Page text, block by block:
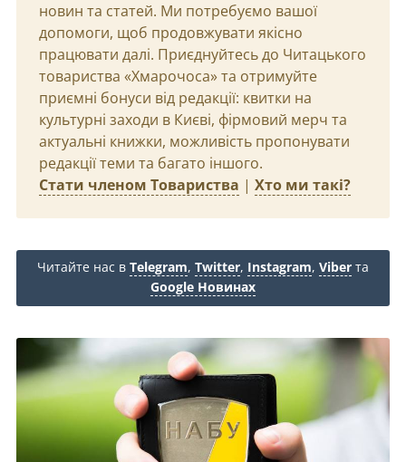
новин та статей. Ми потребуємо вашої
допомоги, щоб продовжувати якісно
працювати далі. Приєднуйтесь до Читацького
товариства «Хмарочоса» та отримуйте
приємні бонуси від редакції: квитки на
культурні заходи в Києві, фірмовий мерч та
актуальні книжки, можливість пропонувати
редакції теми та багато іншого.
Стати членом Товариства | Хто ми такі?
Читайте нас в Telegram, Twitter, Instagram, Viber та
Google Новинах